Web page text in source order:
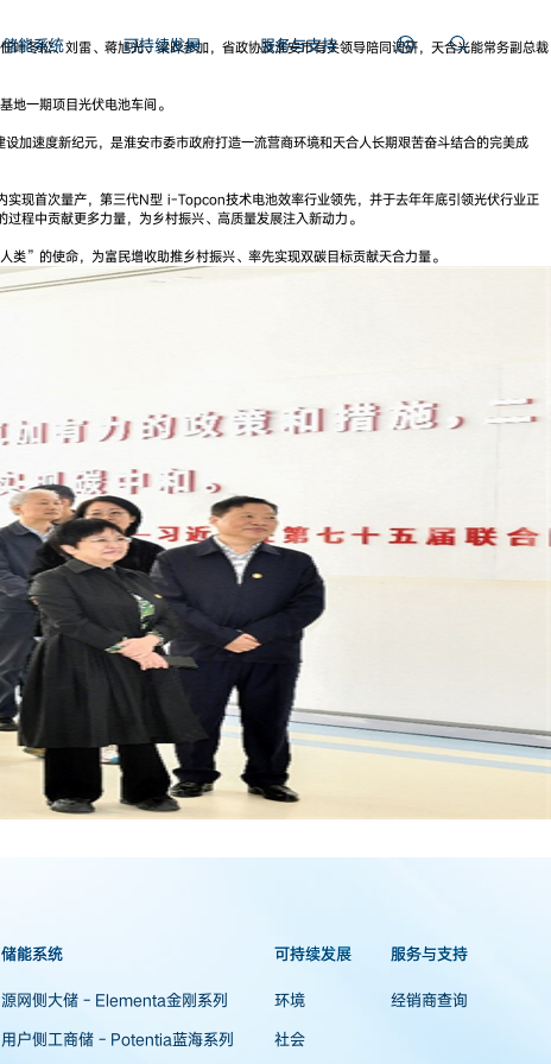
储能系统 可持续发展 服务与支持
冬松、刘雷、蒋旭光、梁晔参加，省政协及淮安市有关领导陪同调研，天合光能常务副总裁
地一期项目光伏电池车间。
加速度新纪元，是淮安市委市政府打造一流营商环境和天合人长期艰苦奋斗结合的完美成
现首次量产，第三代N型 i-Topcon技术电池效率行业领先，并于去年年底引领光伏行业正
程中贡献更多力量，为乡村振兴、高质量发展注入新动力。
”的使命，为富民增收助推乡村振兴、率先实现双碳目标贡献天合力量。
储能系统
源网侧大储 - Elementa金刚系列
用户侧工商储 - Potentia蓝海系列
可持续发展
环境
社会
服务与支持
经销商查询